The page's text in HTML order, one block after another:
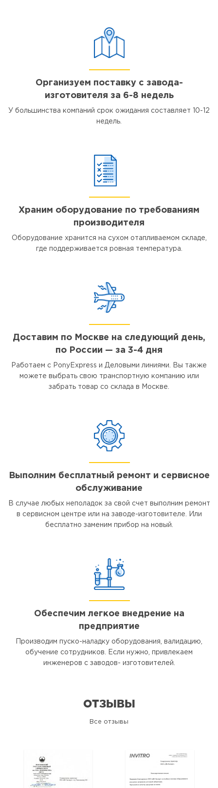
Организуем поставку с завода-
изготовителя за 6-8 недель
У большинства компаний срок ожидания составляет 10-12
недель.
Храним оборудование по требованиям
производителя
Оборудование хранится на сухом отапливаемом складе,
где поддерживается ровная температура.
Доставим по Москве на следующий день,
по России — за 3-4 дня
Работаем с PonyExpress и Деловыми линиями. Вы также
можете выбрать свою транспортную компанию или
забрать товар со склада в Москве.
Выполним бесплатный ремонт и сервисное
обслуживание
В случае любых неполадок за свой счет выполним ремонт
в сервисном центре или на заводе-изготовителе. Или
бесплатно заменим прибор на новый.
Обеспечим легкое внедрение на
предприятие
Производим пуско-наладку оборудования, валидацию,
обучение сотрудников. Если нужно, привлекаем
инженеров с заводов- изготовителей.
ОТЗЫВЫ
Все отзывы